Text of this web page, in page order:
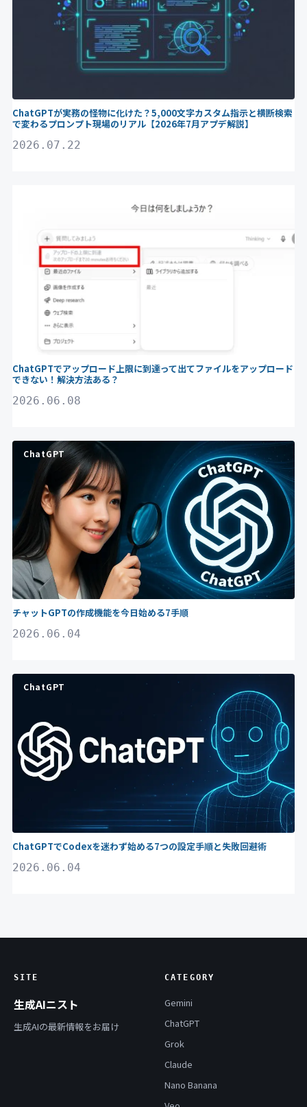
ChatGPTが実務の怪物に化けた？5,000文字カスタム指示と横断検索
で変わるプロンプト現場のリアル【2026年7月アプデ解説】
2026.07.22
ChatGPTでアップロード上限に到達って出てファイルをアップロード
できない！解決方法ある？
2026.06.08
ChatGPT
チャットGPTの作成機能を今日始める7手順
2026.06.04
ChatGPT
ChatGPTでCodexを迷わず始める7つの設定手順と失敗回避術
2026.06.04
SITE
生成AIニスト
生成AIの最新情報をお届け
CATEGORY
Gemini
ChatGPT
Grok
Claude
Nano Banana